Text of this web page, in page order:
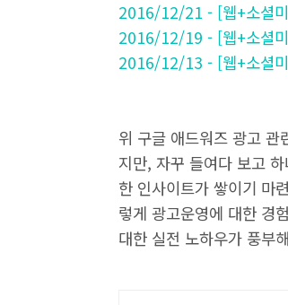
2016/12/21 - [웹+소셜
2016/12/19 - [웹+소셜
2016/12/13 - [웹+소셜미
위 구글 애드워즈 광고 관
지만, 자꾸 들여다 보고
한 인사이트가 쌓이기 마
렇게 광고운영에 대한 경
대한 실전 노하우가 풍부